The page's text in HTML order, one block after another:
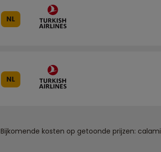
NL
NL
Bijkomende kosten op getoonde prijzen: